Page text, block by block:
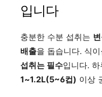
입니다
충분한 수분 섭취는
배출을 돕습니다. 식
섭취는 필수입니다.
1~1.2L(5~6컵) 이상